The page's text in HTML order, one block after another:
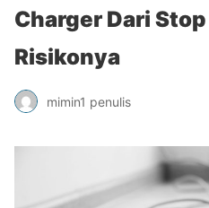
Charger Dari
Risikonya
mimin1 penulis